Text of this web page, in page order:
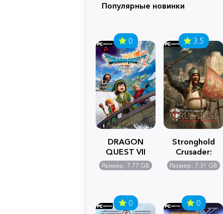
Популярные новинки
0
DRAGON
QUEST VII
Reimagined
Размер: 7.77 GB
3.5
Stronghold
Crusader:
Definitive
Edition
Размер: 7.31 GB
0 0